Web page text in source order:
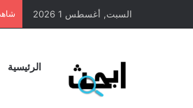
السبت, أغسطس 1 2026
الرئيسية